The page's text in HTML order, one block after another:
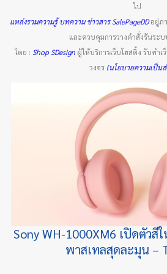
ไป
แหล่งรวมความรู้ บทความ ข่าวสาร SalePageDDอยู่ภ
และควบคุมการวางคำสั่งรันระ
โดย : Shop SDesign ผู้ให้บริการเว็บโฮสติ้ง รับทำ
วงจร(นโยบายความเป็น
Sony WH-1000XM6 เปิดตัวสี
พาสเทลสุดละมุน –